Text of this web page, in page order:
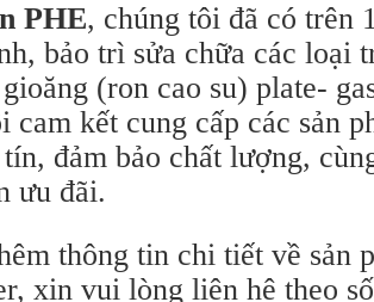
PHE, chúng tôi đã có trên
bảo trì sửa chữa các loại
(ron cao su) plate-
cam kết cung cấp các sản
đảm bảo chất lượng,
ưu đãi.
thông tin chi tiết về sản
xin vui lòng liên hệ theo